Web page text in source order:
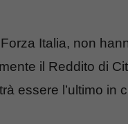
Italia, non
il Reddito di
essere l’ultimo